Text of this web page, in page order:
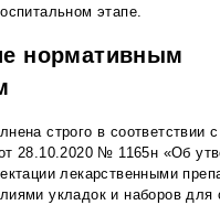
этапе.
нормативным
строго в соответствии
28.10.2020 № 1165н «Об
лекарственными
укладок и наборов для